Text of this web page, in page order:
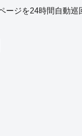
ージを24時間自動巡